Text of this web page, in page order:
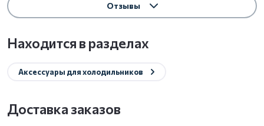
Отзывы
Находится в разделах
Аксессуары для холодильников
Доставка заказов